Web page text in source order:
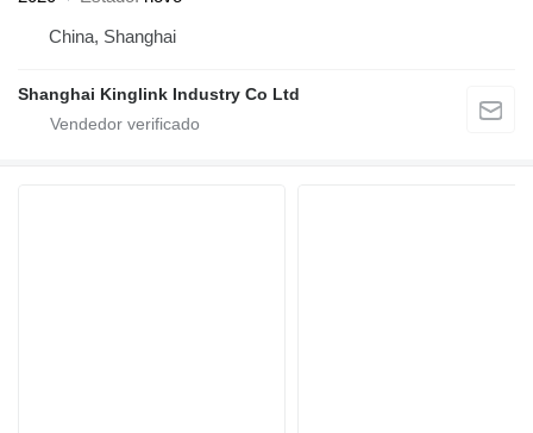
China, Shanghai
Shanghai Kinglink Industry Co Ltd